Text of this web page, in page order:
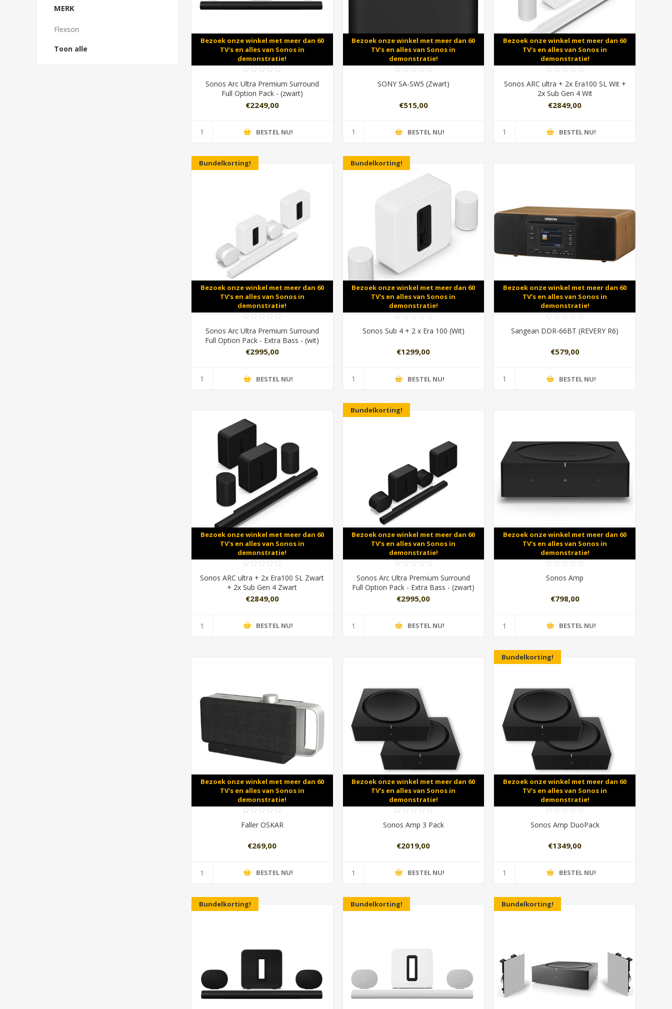
Bezoek onze winkel met meer dan 60
TV's en alles van Sonos in
demonstratie!
Sonos Arc Ultra Premium Surround
Full Option Pack - (zwart)
€2249,00
BESTEL NU!
Bezoek onze winkel met meer dan 60
TV's en alles van Sonos in
demonstratie!
SONY SA-SW5 (Zwart)
€515,00
BESTEL NU!
Bezoek onze winkel met meer dan 60
TV's en alles van Sonos in
demonstratie!
Sonos ARC ultra + 2x Era100 SL Wit +
2x Sub Gen 4 Wit
€2849,00
BESTEL NU!
Bundelkorting!
Bezoek onze winkel met meer dan 60
TV's en alles van Sonos in
demonstratie!
Sonos Arc Ultra Premium Surround
Full Option Pack - Extra Bass - (wit)
€2995,00
BESTEL NU!
Bundelkorting!
Bezoek onze winkel met meer dan 60
TV's en alles van Sonos in
demonstratie!
Sonos Sub 4 + 2 x Era 100 (Wit)
€1299,00
BESTEL NU!
Bezoek onze winkel met meer dan 60
TV's en alles van Sonos in
demonstratie!
Sangean DDR-66BT (REVERY R6)
€579,00
BESTEL NU!
Bezoek onze winkel met meer dan 60
TV's en alles van Sonos in
demonstratie!
Sonos ARC ultra + 2x Era100 SL Zwart
+ 2x Sub Gen 4 Zwart
€2849,00
BESTEL NU!
Bundelkorting!
Bezoek onze winkel met meer dan 60
TV's en alles van Sonos in
demonstratie!
Sonos Arc Ultra Premium Surround
Full Option Pack - Extra Bass - (zwart)
€2995,00
BESTEL NU!
Bezoek onze winkel met meer dan 60
TV's en alles van Sonos in
demonstratie!
Sonos Amp
€798,00
BESTEL NU!
Bezoek onze winkel met meer dan 60
TV's en alles van Sonos in
demonstratie!
Faller OSKAR
€269,00
BESTEL NU!
Bezoek onze winkel met meer dan 60
TV's en alles van Sonos in
demonstratie!
Sonos Amp 3 Pack
€2019,00
BESTEL NU!
Bundelkorting!
Bezoek onze winkel met meer dan 60
TV's en alles van Sonos in
demonstratie!
Sonos Amp DuoPack
€1349,00
BESTEL NU!
Bundelkorting! Bundelkorting! Bundelkorting!
MERK
Flexson
Toon alle